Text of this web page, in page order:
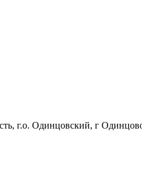
г.о. Одинцовский, г